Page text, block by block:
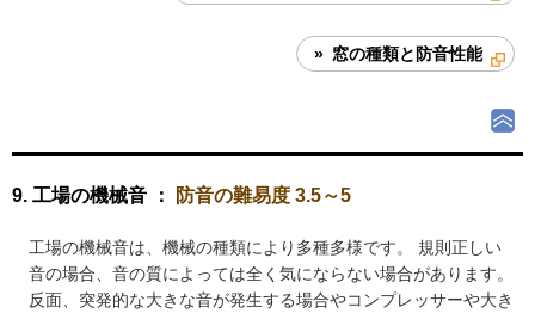
» 窓の種類と防音性能
9. 工場の機械音 ： 防音の難易度 3.5～5
工場の機械音は、機械の種類により多種多様です。 規則正しい
音の場合、音の質によっては全く気にならない場合があります。
反面、突発的な大きな音が発生する場合やコンプレッサーや大き